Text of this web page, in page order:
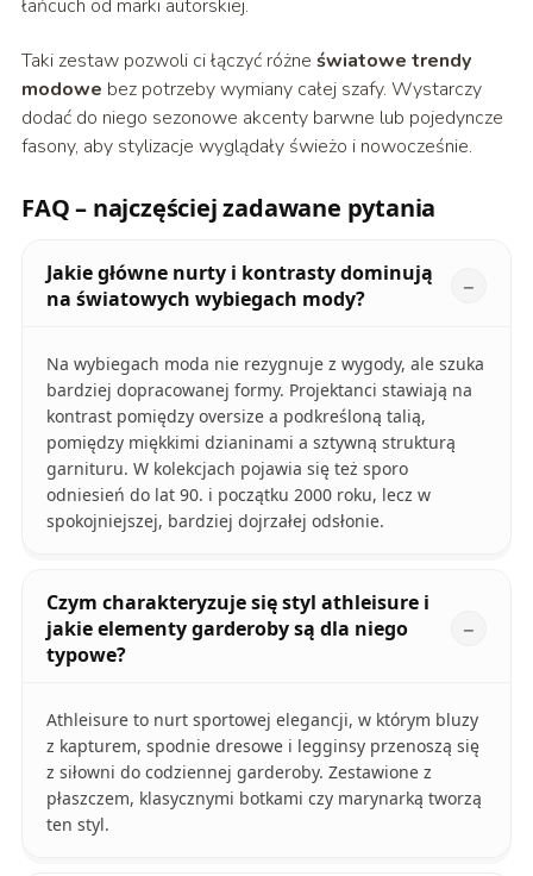
łańcuch od marki autorskiej.
Taki zestaw pozwoli ci łączyć różne światowe trendy
modowe bez potrzeby wymiany całej szafy. Wystarczy
dodać do niego sezonowe akcenty barwne lub pojedyncze
fasony, aby stylizacje wyglądały świeżo i nowocześnie.
FAQ – najczęściej zadawane pytania
Jakie główne nurty i kontrasty dominują
na światowych wybiegach mody?
Na wybiegach moda nie rezygnuje z wygody, ale szuka
bardziej dopracowanej formy. Projektanci stawiają na
kontrast pomiędzy oversize a podkreśloną talią,
pomiędzy miękkimi dzianinami a sztywną strukturą
garnituru. W kolekcjach pojawia się też sporo
odniesień do lat 90. i początku 2000 roku, lecz w
spokojniejszej, bardziej dojrzałej odsłonie.
Czym charakteryzuje się styl athleisure i
jakie elementy garderoby są dla niego
typowe?
Athleisure to nurt sportowej elegancji, w którym bluzy
z kapturem, spodnie dresowe i legginsy przenoszą się
z siłowni do codziennej garderoby. Zestawione z
płaszczem, klasycznymi botkami czy marynarką tworzą
ten styl.